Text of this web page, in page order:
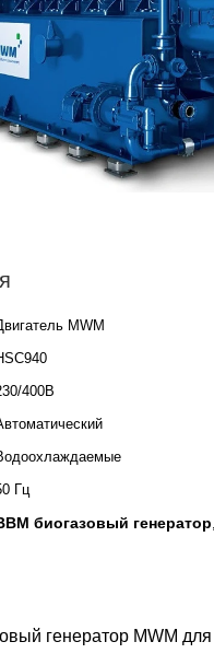
MWM
400В
Гц
биогазовый генератор,
генератор MWM